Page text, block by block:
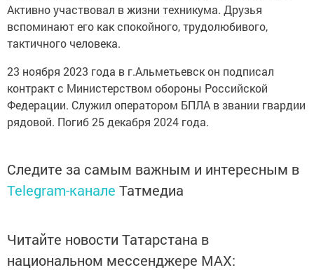
Активно участвовал в жизни техникума. Друзья
вспоминают его как спокойного, трудолюбивого,
тактичного человека.
23 ноября 2023 года в г.Альметьевск он подписал
контракт с Министерством обороны Российской
Федерации. Служил оператором БПЛА в звании гвардии
рядовой. Погиб 25 декабря 2024 года.
Следите за самым важным и интересным в
Telegram-канале Татмедиа
Читайте новости Татарстана в
национальном мессенджере MАХ: